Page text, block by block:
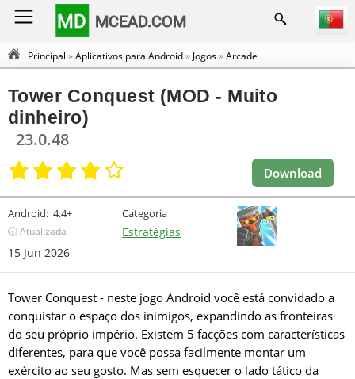
MD MCEAD.COM
Principal »Aplicativos para Android» Jogos»Arcade
Tower Conquest (MOD - Muito
dinheiro)
23.0.48
Download
Android: 4.4+
🕣 Atualizada
15 Jun 2026
Categoria
Estratégias
Tower Conquest - neste jogo Android você está convidado a
conquistar o espaço dos inimigos, expandindo as fronteiras
do seu próprio império. Existem 5 facções com características
diferentes, para que você possa facilmente montar um
exército ao seu gosto. Mas sem esquecer o lado tático da